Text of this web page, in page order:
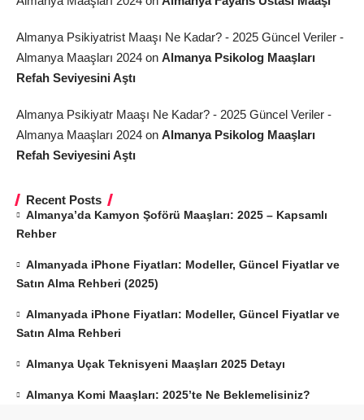
Almanya Psikiyatrist Maaşı Ne Kadar? - 2025 Güncel Veriler -
Almanya Maaşları 2024 on Almanya Psikolog Maaşları
Refah Seviyesini Aştı
Almanya Psikiyatr Maaşı Ne Kadar? - 2025 Güncel Veriler -
Almanya Maaşları 2024 on Almanya Psikolog Maaşları
Refah Seviyesini Aştı
Recent Posts
Almanya’da Kamyon Şoförü Maaşları: 2025 – Kapsamlı
Rehber
Almanyada iPhone Fiyatları: Modeller, Güncel Fiyatlar ve
Satın Alma Rehberi (2025)
Almanyada iPhone Fiyatları: Modeller, Güncel Fiyatlar ve
Satın Alma Rehberi
Almanya Uçak Teknisyeni Maaşları 2025 Detayı
Almanya Komi Maaşları: 2025’te Ne Beklemelisiniz?